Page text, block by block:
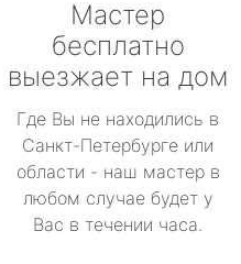
Мастер
бесплатно
выезжает на дом
Где Вы не находились в
Санкт-Петербурге или
области - наш мастер в
любом случае будет у
Вас в течении часа.